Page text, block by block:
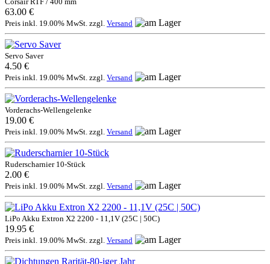
63.00 €
Preis inkl. 19.00% MwSt. zzgl. Versand
Servo Saver
4.50 €
Preis inkl. 19.00% MwSt. zzgl. Versand
Vorderachs-Wellengelenke
19.00 €
Preis inkl. 19.00% MwSt. zzgl. Versand
Ruderscharnier 10-Stück
2.00 €
Preis inkl. 19.00% MwSt. zzgl. Versand
LiPo Akku Extron X2 2200 - 11,1V (25C | 50C)
19.95 €
Preis inkl. 19.00% MwSt. zzgl. Versand